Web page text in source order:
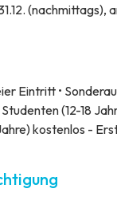
(nachmittags),
Eintritt •
(12-18
kostenlos -